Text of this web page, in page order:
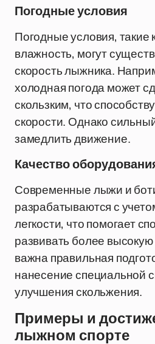
Погодные условия
Погодные условия, такие
влажность, могут
скорость лыжника.
холодная погода может
скользким, что
скорости. Однако
замедлить движение.
Качество
Современные лыжи и
разрабатываются с
легкости, что помогает
развивать более
важна правильная
нанесение специальной
улучшения скольжения.
Примеры и
лыжном спорте